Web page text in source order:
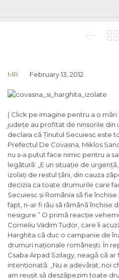
 
MR February 13, 2012
( Click pe imagine pentru a o
județe au profitat de ninsorile din
declara cã Ținutul Secuiesc este
Prefectul De Covasna, Miklos
nu s-a putut face nimic pentru a
legãturã: „E un situație de
izolați de restul țãrii, din cauza
decizia ca toate drumurile care
Secuiesc și România sã fie
fapt, n-ar fi rãu sã rãmânã închise
nesigure.” O primã reacție
Corneliu Vadim Tudor, care îi
Harghita cã duc o campanie de
drumuri naționale românești. În
Csaba Arpad Szilagy, neagã cã
intenționatã: „Nu e adevãrat, noi
am reușit sã deszãpezim toate